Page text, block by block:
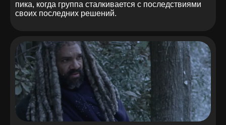
пика, когда группа сталкивается с последствиями
своих последних решений.